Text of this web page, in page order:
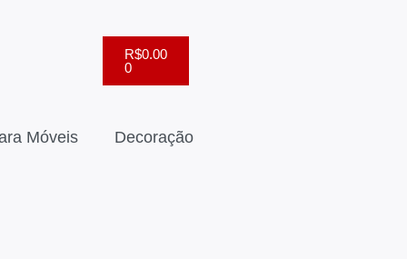
R$0.00
0
Móveis Decoração